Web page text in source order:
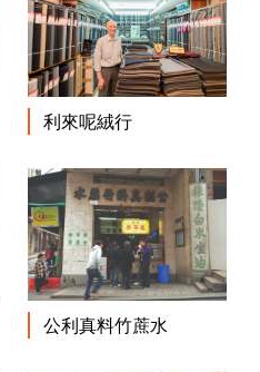
利來呢絨行
公利真料竹蔗水